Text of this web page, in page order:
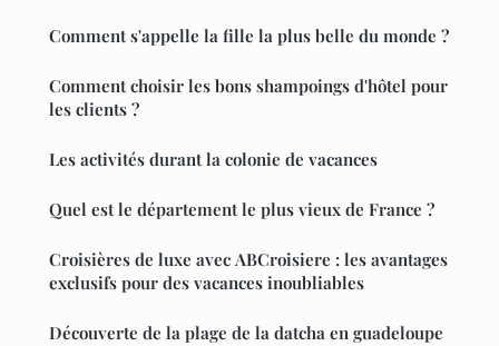
Comment s'appelle la fille la plus belle du monde ?
Comment choisir les bons shampoings d'hôtel pour
les clients ?
Les activités durant la colonie de vacances
Quel est le département le plus vieux de France ?
Croisières de luxe avec ABCroisiere : les avantages
exclusifs pour des vacances inoubliables
Découverte de la plage de la datcha en guadeloupe